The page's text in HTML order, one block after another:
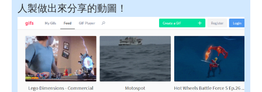
人製做出來分享的動圖！